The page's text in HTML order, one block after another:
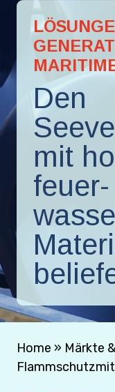
Den
mit
feuer-
Home » Märkte